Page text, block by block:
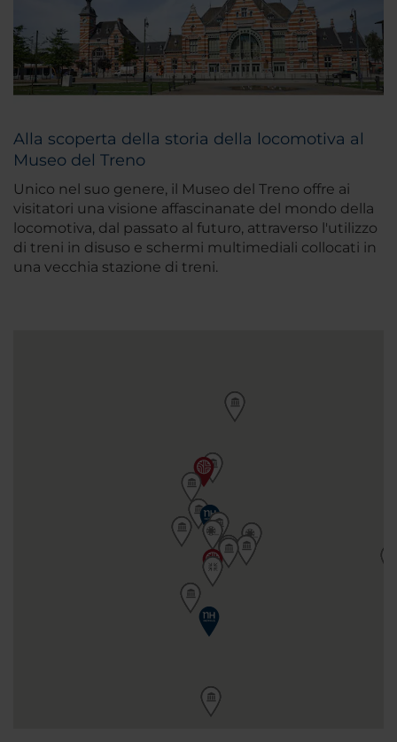
Alla scoperta della storia della locomotiva al
Museo del Treno
Unico nel suo genere, il Museo del Treno offre ai
visitatori una visione affascinanate del mondo della
locomotiva, dal passato al futuro, attraverso l'utilizzo
di treni in disuso e schermi multimediali collocati in
una vecchia stazione di treni.